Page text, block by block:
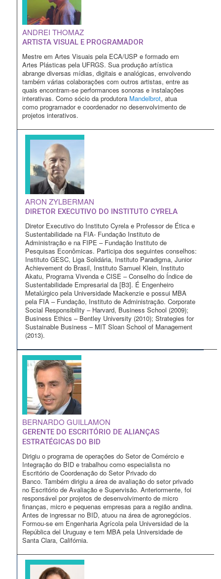
ANDREI THOMAZ
ARTISTA VISUAL E PROGRAMADOR
Mestre em Artes Visuais pela ECA/USP e formado em
Artes Plásticas pela UFRGS. Sua produção artística
abrange diversas mídias, digitais e analógicas, envolvendo
também várias colaborações com outros artistas, entre as
quais encontram-se performances sonoras e instalações
interativas. Como sócio da produtora Mandelbrot, atua
como programador e coordenador no desenvolvimento de
projetos interativos.
ARON ZYLBERMAN
DIRETOR EXECUTIVO DO INSTITUTO CYRELA
Diretor Executivo do Instituto Cyrela e Professor de Ética e
Sustentabilidade na FIA- Fundação Instituto de
Administração e na FIPE – Fundação Instituto de
Pesquisas Econômicas. Participa dos seguintes conselhos:
Instituto GESC, Liga Solidária, Instituto Paradigma, Junior
Achievement do Brasil, Instituto Samuel Klein, Instituto
Akatu, Programa Vivenda e CISE – Conselho do Índice de
Sustentabilidade Empresarial da [B3]. É Engenheiro
Metalúrgico pela Universidade Mackenzie e possui MBA
pela FIA – Fundação, Instituto de Administração. Corporate
Social Responsibility – Harvard, Business School (2009);
Business Ethics – Bentley University (2010); Strategies for
Sustainable Business – MIT Sloan School of Management
(2013).
BERNARDO GUILLAMON
GERENTE DO ESCRITÓRIO DE ALIANÇAS
ESTRATÉGICAS DO BID
Dirigiu o programa de operações do Setor de Comércio e
Integração do BID e trabalhou como especialista no
Escritório de Coordenação do Setor Privado do
Banco. Também dirigiu a área de avaliação do setor privado
no Escritório de Avaliação e Supervisão. Anteriormente, foi
responsável por projetos de desenvolvimento de micro
finanças, micro e pequenas empresas para a região andina.
Antes de ingressar no BID, atuou na área de agronegócios.
Formou-se em Engenharia Agrícola pela Universidad de la
República del Uruguay e tem MBA pela Universidade de
Santa Clara, Califórnia.